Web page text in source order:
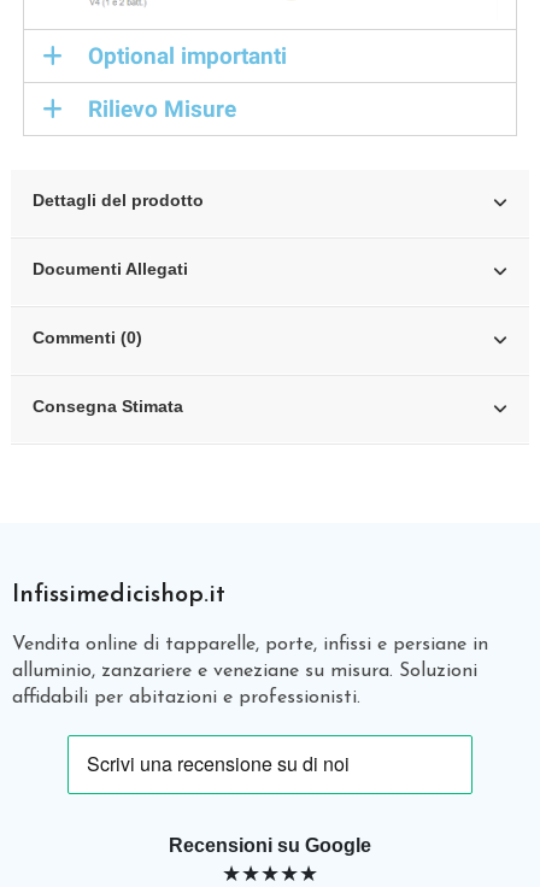
Optional importanti
Rilievo Misure
Dettagli del prodotto
Documenti Allegati
Commenti (0)
Consegna Stimata
Infissimedicishop.it
Vendita online di tapparelle, porte, infissi e persiane in
alluminio, zanzariere e veneziane su misura. Soluzioni
affidabili per abitazioni e professionisti.
Recensioni su Google
★★★★★